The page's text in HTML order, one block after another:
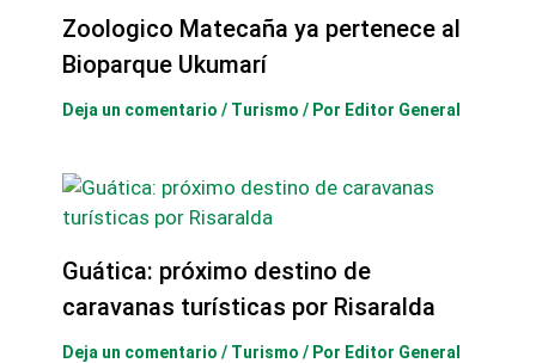
Zoologico Matecaña ya pertenece al
Bioparque Ukumarí
Deja un comentario / Turismo / Por Editor General
Guática: próximo destino de
caravanas turísticas por Risaralda
Deja un comentario / Turismo / Por Editor General